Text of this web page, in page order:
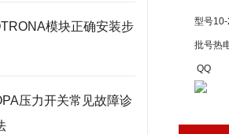
模块正确安装步
压力开关常见故障诊
型号
批号热
QQ